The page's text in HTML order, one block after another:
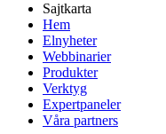
Sajtkarta
Hem
Elnyheter
Webbinarier
Produkter
Verktyg
Expertpaneler
Våra partners